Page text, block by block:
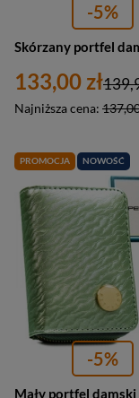
-5%
133,00 zł
Najniższa cena:
PROMOCJA NOWOŚĆ
-5%